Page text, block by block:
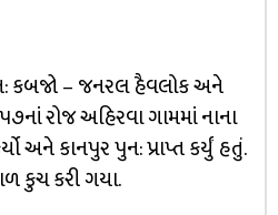
કબજો – જનરલ હૈવલોક અને
રોજ અહિરવા ગામમાં નાના
અને કાનપુર પુન: પ્રાપ્ત કર્યું હતું.
કુચ કરી ગયા.